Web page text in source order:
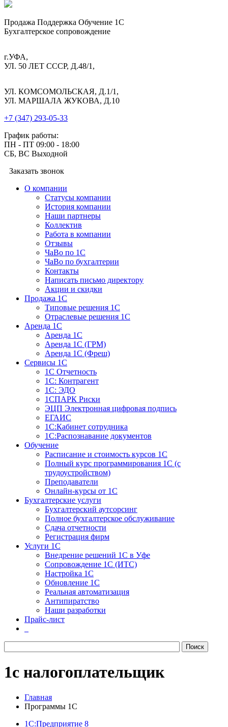
Продажа Поддержка Обучение 1С
Бухгалтерское сопровождение
г.УФА,
УЛ. 50 ЛЕТ СССР, Д.48/1,
УЛ. КОМСОМОЛЬСКАЯ, Д.1/1,
УЛ. МАРШАЛА ЖУКОВА, Д.10
+7 (347) 293-05-33
График работы:
ПН - ПТ 09:00 - 18:00
СБ, ВС Выходной
Заказать звонок
О компании
Cтатусы компании
История компании
Наши партнеры
Коллектив
Работа в компании
Отзывы
ЧаВо по 1С
ЧаВо по бухгалтерии
Контакты
Написать письмо директору
Акции и скидки
Продажа 1С
Типовые решения 1С
Отраслевые решения 1С
Аренда 1С
Аренда 1С
Аренда 1С (ГРМ)
Аренда 1С (Фреш)
Сервисы 1С
1С Отчетность
1С: Контрагент
1С: ЭДО
1СПАРК Риски
ЭЦП Электронная цифровая подпись
ЕГАИС
1С:Кабинет сотрудника
1С:Распознавание документов
Обучение
Расписание и стоимость курсов 1С
Полный курс программирования 1С (с
трудоустройством)
Преподаватели
Онлайн-курсы от 1С
Бухгалтерские услуги
Бухгалтерский аутсорсинг
Полное бухгалтерское обслуживание
Сдача отчетности
Регистрация фирм
Услуги 1С
Внедрение решений 1С в Уфе
Сопровождение 1С (ИТС)
Настройка 1С
Обновление 1С
Реальная автоматизация
Антипиратство
Наши разработки
Прайс-лист
1с налогоплательщик
Главная
Программы 1С
1С:Предприятие 8